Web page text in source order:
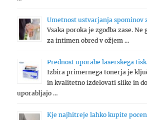
Umetnost ustvarjanja spominov
Vsaka poroka je zgodba zase. Ne
za intimen obred v ožjem …
Prednost uporabe laserskega
Izbira primernega tonerja je
in kvalitetno izdelovati slike in
uporabljajo …
Kje najhitreje lahko kupite